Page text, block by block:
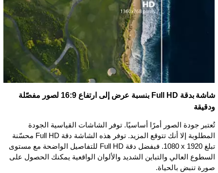
شاشة بدقة Full HD بنسبة عرض إلى ارتفاع 16:9 لصور مفصّلة
ودقيقة
تُعتبر جودة الصور أمرًا أساسيًا. توفر الشاشات القياسية الجودة
المطلوبة إلا أنك تتوقع المزيد. توفر هذه الشاشة دقة Full HD محسّنة
تبلغ ‏1920 x ‏1080. فبفضل دقة Full HD للتفاصيل الواضحة مع مستوى
السطوع العالي والتباين الشديد والألوان الواقعية يمكنك الحصول على
صورة تنبض بالحياة.